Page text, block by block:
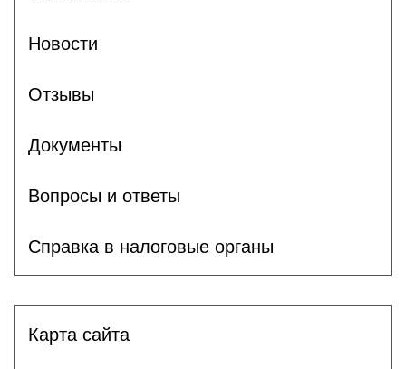
Новости
Отзывы
Документы
Вопросы и ответы
Справка в налоговые органы
Карта сайта